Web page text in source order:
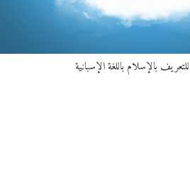
بالإسلام باللغة الإسبانية